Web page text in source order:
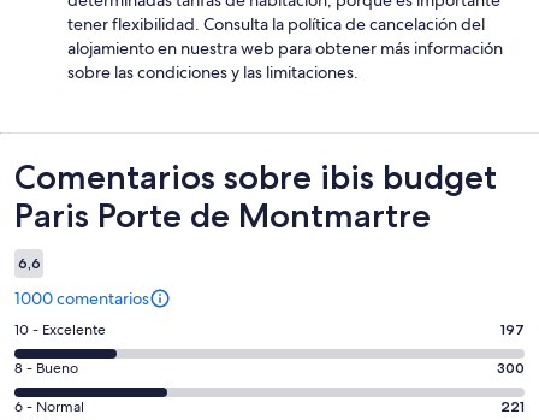
tener flexibilidad. Consulta la política de cancelación del
alojamiento en nuestra web para obtener más información
sobre las condiciones y las limitaciones.
Comentarios
Comentarios sobre ibis budget
Paris Porte de Montmartre
6,6
1000 comentarios
197
comentarios
de
un
10 - Excelente 197
300
comentarios
8 - Bueno 300
221
6 - Normal 221